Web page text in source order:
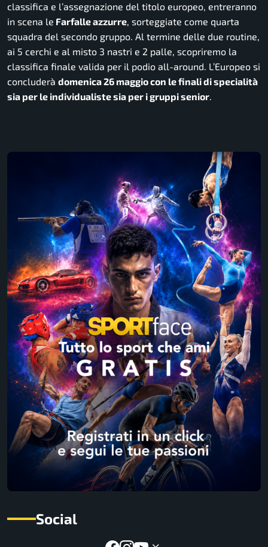
classifica e l’assegnazione del titolo europeo, entreranno
in scena le Farfalle azzurre, sorteggiate come quarta
squadra del secondo gruppo. Al termine delle due routine,
ai 5 cerchi e al misto 3 nastri e 2 palle, scopriremo la
classifica finale valida per il podio all-around. L’Europeo si
concluderà domenica 26 maggio con le finali di specialità
sia per le individualiste sia per i gruppi senior.
Social